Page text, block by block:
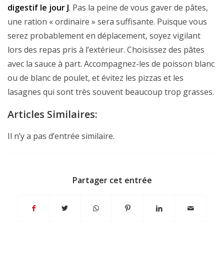
digestif le jour J. Pas la peine de vous gaver de pâtes,
une ration « ordinaire » sera suffisante. Puisque vous
serez probablement en déplacement, soyez vigilant
lors des repas pris à l’extérieur. Choisissez des pâtes
avec la sauce à part. Accompagnez-les de poisson blanc
ou de blanc de poulet, et évitez les pizzas et les
lasagnes qui sont très souvent beaucoup trop grasses.
Articles Similaires:
Il n’y a pas d’entrée similaire.
Partager cet entrée